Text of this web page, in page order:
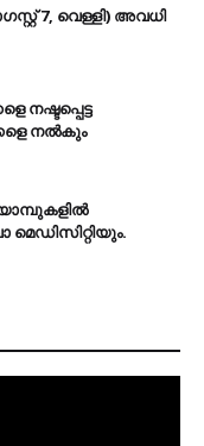
7, വെള്ളി) അവധി
നഷ്ടപ്പെട്ട
നല്‍കും